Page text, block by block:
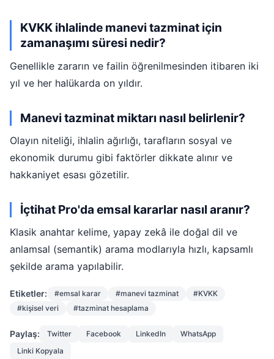
KVKK ihlalinde manevi tazminat için
zamanaşımı süresi nedir?
Genellikle zararın ve failin öğrenilmesinden itibaren iki
yıl ve her halükarda on yıldır.
Manevi tazminat miktarı nasıl belirlenir?
Olayın niteliği, ihlalin ağırlığı, tarafların sosyal ve
ekonomik durumu gibi faktörler dikkate alınır ve
hakkaniyet esası gözetilir.
İçtihat Pro'da emsal kararlar nasıl aranır?
Klasik anahtar kelime, yapay zekâ ile doğal dil ve
anlamsal (semantik) arama modlarıyla hızlı, kapsamlı
şekilde arama yapılabilir.
Etiketler: #emsal karar #manevi tazminat
#KVKK
#kişisel veri
#tazminat hesaplama
Paylaş: Twitter Facebook LinkedIn
WhatsApp
Linki Kopyala